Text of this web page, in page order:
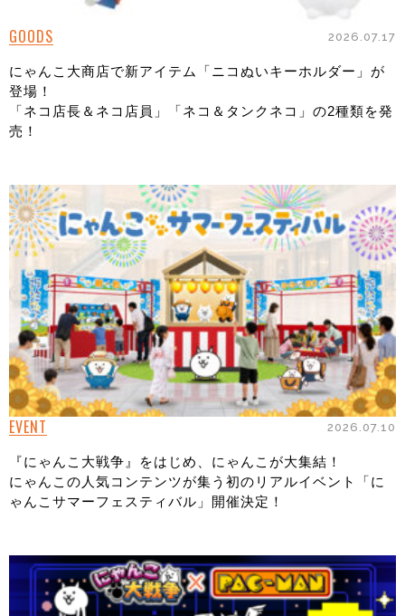
GOODS 2026.07.17
にゃんこ大商店で新アイテム「ニコぬいキーホルダー」が
登場！
「ネコ店長＆ネコ店員」「ネコ＆タンクネコ」の2種類を発
売！
EVENT 2026.07.10
『にゃんこ大戦争』をはじめ、にゃんこが大集結！
にゃんこの人気コンテンツが集う初のリアルイベント「に
ゃんこサマーフェスティバル」開催決定！